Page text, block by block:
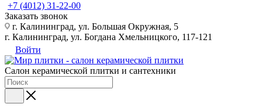
+7 (4012) 31-22-00
Заказать звонок
г. Калининград, ул. Большая Окружная, 5
г. Калининград, ул. Богдана Хмельницкого, 117-121
Войти
Салон керамической плитки и сантехники